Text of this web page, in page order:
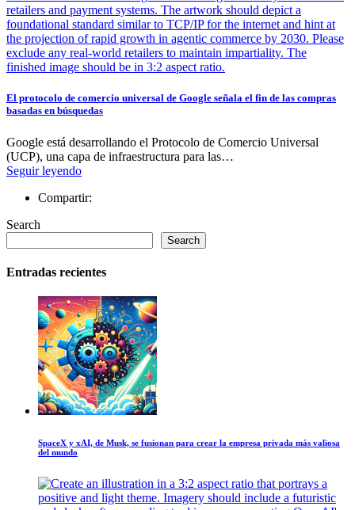
El protocolo de comercio universal de Google señala el fin de las compras
basadas en búsquedas
Google está desarrollando el Protocolo de Comercio Universal
(UCP), una capa de infraestructura para las…
Seguir leyendo
Compartir:
Search
Search
Entradas recientes
SpaceX y xAI, de Musk, se fusionan para crear la empresa privada más valiosa
del mundo